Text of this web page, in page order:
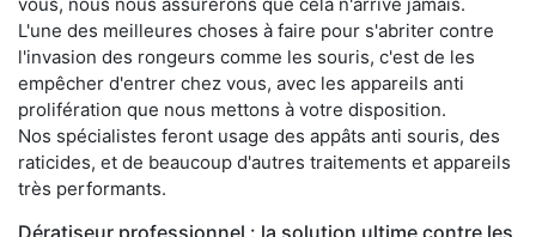
L'une des meilleures choses à faire pour s'abriter contre
l'invasion des rongeurs comme les souris, c'est de les
empêcher d'entrer chez vous, avec les appareils anti
prolifération que nous mettons à votre disposition.
Nos spécialistes feront usage des appâts anti souris, des
raticides, et de beaucoup d'autres traitements et appareils
très performants.
Dératiseur professionnel : la solution ultime contre les